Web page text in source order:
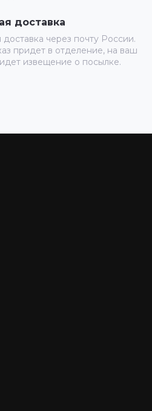
доставка
доставка через почту России.
придет в отделение, на ваш
извещение о посылке.